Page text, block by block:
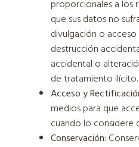
proporcionales a los
que sus datos no
divulgación o
destrucción
accidental o
de tratamiento ilícito.
Acceso y
medios para que
cuando lo considere
Conservación: